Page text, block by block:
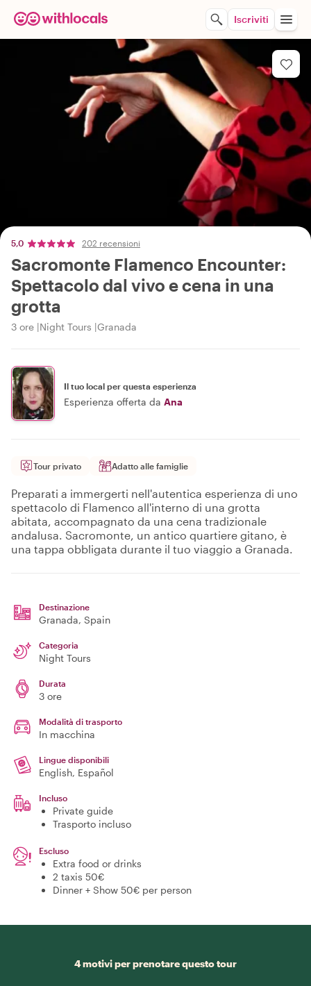
Iscriviti
5,0 202 recensioni
Sacromonte Flamenco Encounter:
Spettacolo dal vivo e cena in una
grotta
3 ore Night Tours Granada
Il tuo local per questa esperienza
Esperienza offerta da Ana
Tour privato Adatto alle famiglie
Preparati a immergerti nell'autentica esperienza di uno
spettacolo di Flamenco all'interno di una grotta
abitata, accompagnato da una cena tradizionale
andalusa. Sacromonte, un antico quartiere gitano, è
una tappa obbligata durante il tuo viaggio a Granada.
Destinazione
Granada, Spain
Categoria
Night Tours
Durata
3 ore
Modalità di trasporto
In macchina
Lingue disponibili
English, Español
Incluso
Private guide
Trasporto incluso
Escluso
Extra food or drinks
2 taxis 50€
Dinner + Show 50€ per person
4 motivi per prenotare questo tour